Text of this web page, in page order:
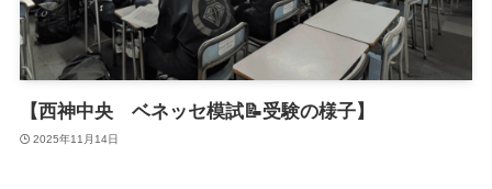
【西神中央 ベネッセ模試📝受験の様子】
2025年11月14日